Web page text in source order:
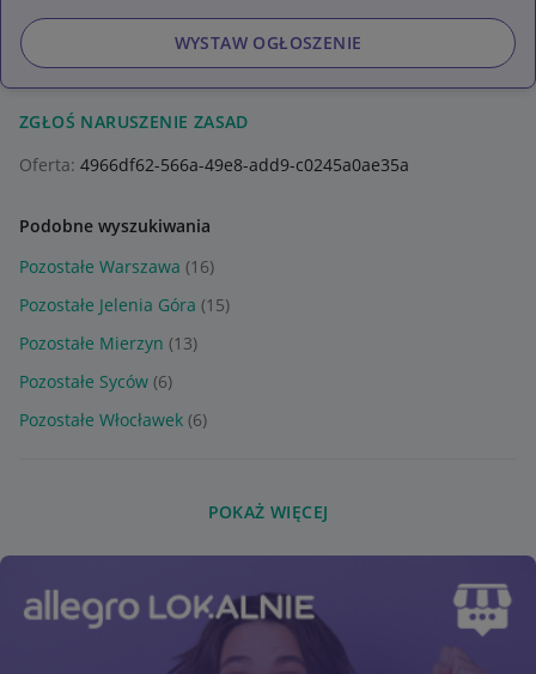
WYSTAW OGŁOSZENIE
ZGŁOŚ NARUSZENIE ZASAD
Oferta: 4966df62-566a-49e8-add9-c0245a0ae35a
Podobne wyszukiwania
Pozostałe Warszawa (16)
Pozostałe Jelenia Góra (15)
Pozostałe Mierzyn (13)
Pozostałe Syców (6)
Pozostałe Włocławek (6)
POKAŻ WIĘCEJ